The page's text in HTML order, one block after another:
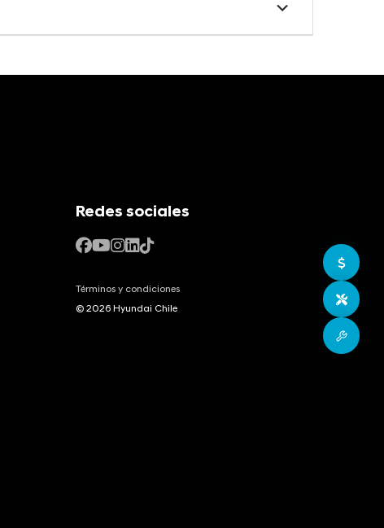
Ir a
Redes sociales
Términos y condiciones
© 2026 Hyundai Chile